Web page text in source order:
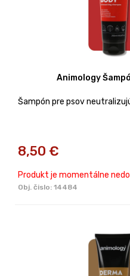
Animology
Šampón pre psov
8,50 €
Produkt je momentálne
Obj. čislo: 14484